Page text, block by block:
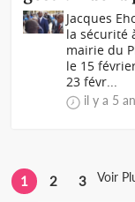
Jacques
la sécurité
mairie du
le 15
23 févr...
il y a 5
1 2 3 Voir